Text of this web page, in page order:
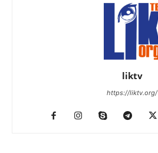
liktv
https://liktv.org/